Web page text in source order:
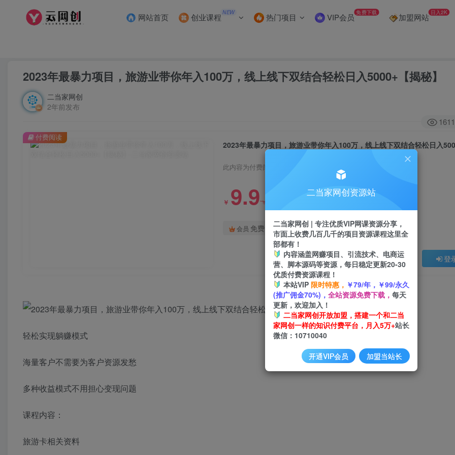
网站首页 创业课程 NEW 热门项目 VIP会员 免费下载 加盟网站 日入2K
2023年最暴力项目，旅游业带你年入100万，线上线下双结合轻松日入5000+【揭秘】
二当家网创
2年前发布
1611
此内容为付费阅读，请付费后查看
￥ 9.9￥
会员 免费
登
付费阅读
轻松实现躺赚模式
海量客户不需要为客户资源发愁
多种收益模式不用担心变现问题
课程内容：
旅游卡相关资料
二当家网创资源站
二当家网创 | 专注优质VIP网课资源分享，
市面上收费几百几千的项目资源课程这里全
部都有！
内容涵盖网赚项目、引流技术、电商运
营、脚本源码等资源，每日稳定更新20-30
优质付费资源课程！
本站VIP 限时特惠， ￥79/年，￥99/永久
(推广佣金70%)， 全站资源免费下载， 每天
更新，欢迎加入！
二当家网创开放加盟，搭建一个和二当
家网创一样的知识付费平台，月入5万+站长
微信：10710040
开通VIP会员 加盟当站长